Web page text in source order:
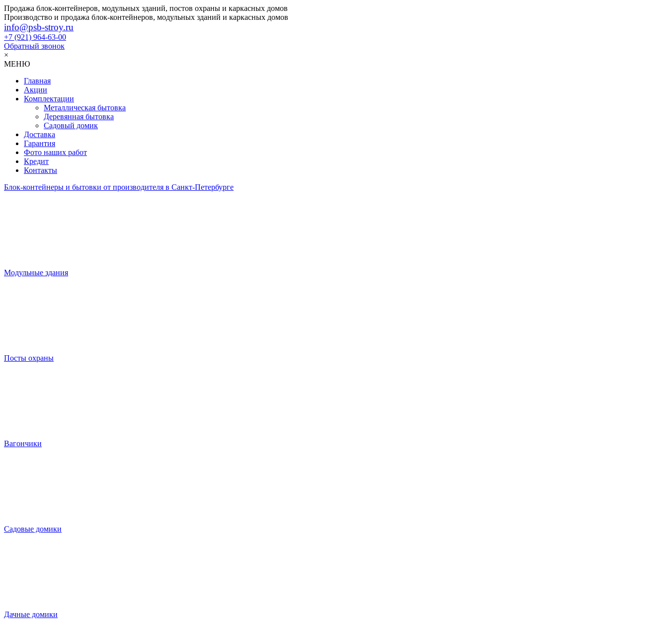
Продажа блок-контейнеров, модульных зданий, постов охраны и каркасных домов
Производство и продажа блок-контейнеров, модульных зданий и каркасных домов
info@psb-stroy.ru
+7 (921) 964-63-00
Обратный звонок
×
МЕНЮ
Главная
Акции
Комплектации
Металлическая бытовка
Деревянная бытовка
Садовый домик
Доставка
Гарантия
Фото наших работ
Кредит
Контакты
Блок-контейнеры и бытовки от производителя в Санкт-Петербурге
Модульные здания
Посты охраны
Вагончики
Садовые домики
Дачные домики